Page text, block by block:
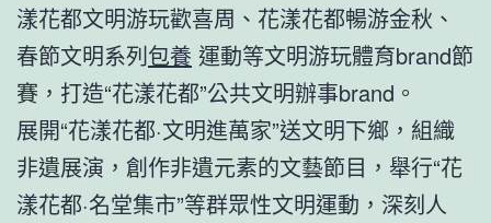
漾花都文明游玩歡喜周、花漾花都暢游金秋、
春節文明系列包養 運動等文明游玩體育brand節
賽，打造“花漾花都”公共文明辦事brand。
展開“花漾花都·文明進萬家”送文明下鄉，組織
非遺展演，創作非遺元素的文藝節目，舉行“花
漾花都·名堂集市”等群眾性文明運動，深刻人